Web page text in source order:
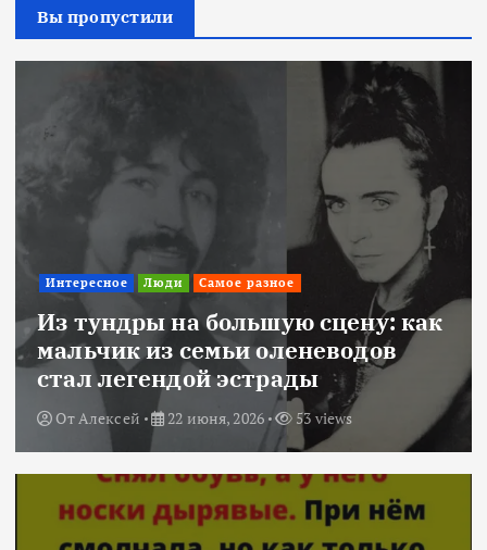
Вы пропустили
Интересное Люди Самое разное
Из тундры на большую сцену: как
мальчик из семьи оленеводов
стал легендой эстрады
ОтАлексей 22 июня, 2026 53 views